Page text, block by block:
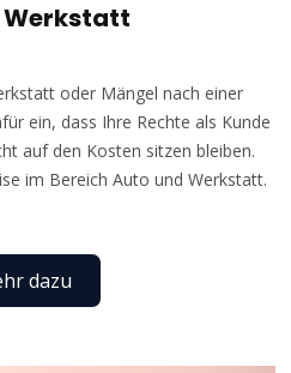
Werkstatt
oder Mängel nach einer
ein, dass Ihre Rechte als Kunde
auf den Kosten sitzen bleiben.
im Bereich Auto und Werkstatt.
dazu